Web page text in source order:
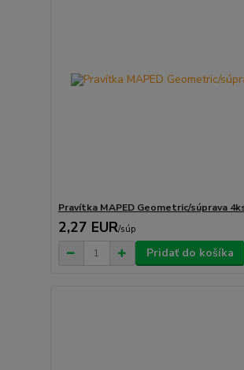
Pravítka MAPED Geometric/súprava
2,27 EUR/súp
Pridať do košíka